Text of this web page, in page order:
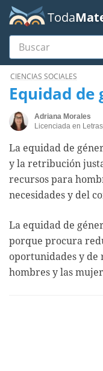
Toda
Buscar
MenúCIENCIAS SOCIALES
Equidad de
Adriana Morales
Licenciada en Letras
La equidad de
y la retribución
recursos para
necesidades y del
La equidad de
porque procura
oportunidades y de
hombres y las